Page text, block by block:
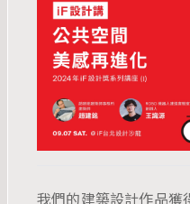
我們的建築設計作品獲